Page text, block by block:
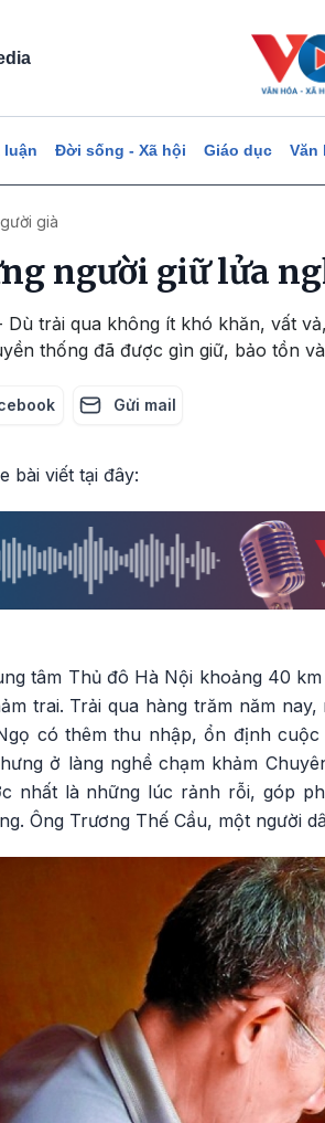
luận Đời sống - Xã hội Giáo dục Văn
già
người giữ lửa
Dù trải qua không ít khó khăn, vất
thống đã được gìn giữ, bảo tồn
Gửi mail
bài viết tại đây:
tâm Thủ đô Hà Nội khoảng 40
trai. Trải qua hàng trăm năm
có thêm thu nhập, ổn định
ở làng nghề chạm khảm
nhất là những lúc rảnh rỗi, góp
Ông Trương Thế Cầu, một người